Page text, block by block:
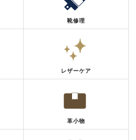
靴修理
レザーケア
革小物